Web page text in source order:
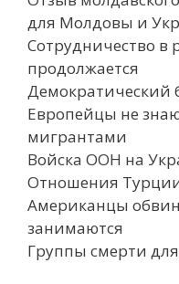
для Молдовы и
Сотрудничество
продолжается
Демократический
Европейцы не
мигрантами
Войска ООН на
Отношения
Американцы
занимаются
Группы смерти